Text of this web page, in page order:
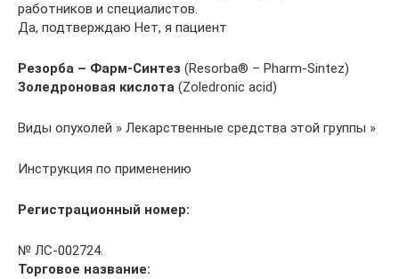
работников и специалистов.
Да, подтверждаю Нет, я пациент
Резорба – Фарм-Синтез (Resorba® – Pharm-Sintez)
Золедроновая кислота (Zoledronic acid)
Виды опухолей » Лекарственные средства этой группы »
Инструкция по применению
Регистрационный номер:
№ ЛС-002724.
Торговое название: